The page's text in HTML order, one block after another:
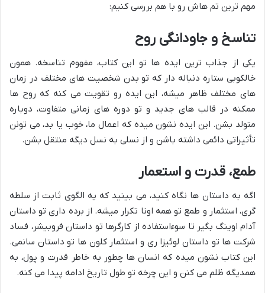
مهم ترین تم هاش رو با هم بررسی کنیم:
تناسخ و جاودانگی روح
یکی از جذاب ترین ایده ها تو این کتاب، مفهوم تناسخه. همون
خالکوبی ستاره دنباله دار که تو بدن شخصیت های مختلف در زمان
های مختلف ظاهر میشه، این ایده رو تقویت می کنه که روح ها
ممکنه در قالب های جدید و تو دوره های زمانی متفاوت، دوباره
متولد بشن. این ایده نشون میده که اعمال ما، خوب یا بد، می تونن
تأثیراتی دائمی داشته باشن و از نسلی به نسل دیگه منتقل بشن.
طمع، قدرت و استعمار
اگه به داستان ها نگاه کنید، می بینید که یه الگوی ثابت از سلطه
گری، استثمار و طمع تو همه اونا تکرار میشه. از برده داری تو داستان
آدام اوینگ بگیر تا سوءاستفاده از کارگرها تو داستان فروبیشر، فساد
شرکت ها تو داستان لوئیزا ری و استثمار کلون ها تو داستان سانمی.
این کتاب نشون میده که انسان ها چطور به خاطر قدرت و پول، به
همدیگه ظلم می کنن و این چرخه تو طول تاریخ ادامه پیدا می کنه.